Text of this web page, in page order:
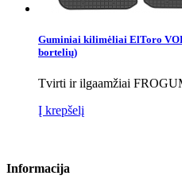
Guminiai kilimėliai ElToro
bortelių)
Tvirti ir ilgaamžiai
Į krepšelį
Informacija